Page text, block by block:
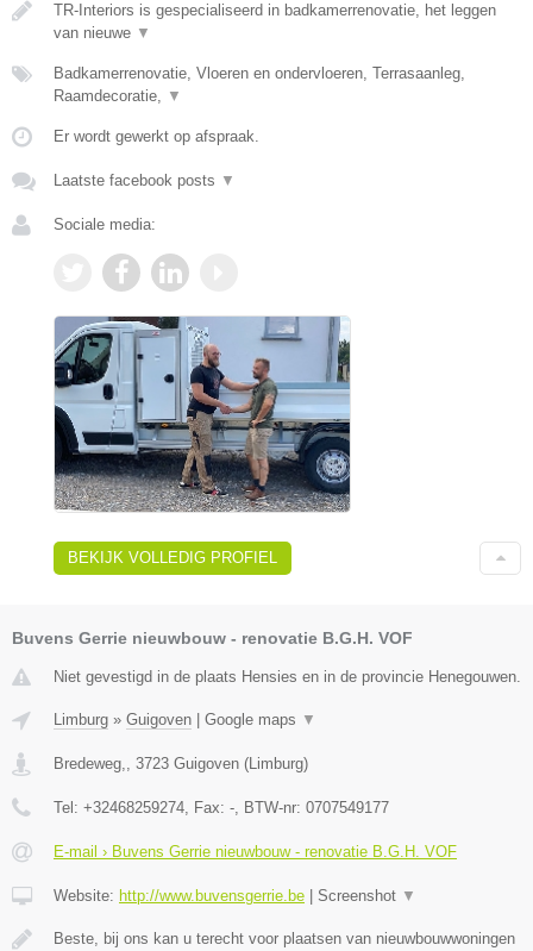
TR-Interiors is gespecialiseerd in badkamerrenovatie, het leggen
van nieuwe ▼
Badkamerrenovatie, Vloeren en ondervloeren, Terrasaanleg,
Raamdecoratie,
▼
Er wordt gewerkt op afspraak.
Laatste facebook posts ▼
Sociale media:
BEKIJK VOLLEDIG PROFIEL
Buvens Gerrie nieuwbouw - renovatie B.G.H. VOF
Niet gevestigd in de plaats Hensies en in de provincie Henegouwen.
Limburg » Guigoven Google maps ▼
Bredeweg,, 3723 Guigoven (Limburg)
Tel: +32468259274, Fax: -, BTW-nr: 0707549177
E-mail › Buvens Gerrie nieuwbouw - renovatie B.G.H. VOF
Website: http://www.buvensgerrie.be Screenshot ▼
Beste, bij ons kan u terecht voor plaatsen van nieuwbouwwoningen